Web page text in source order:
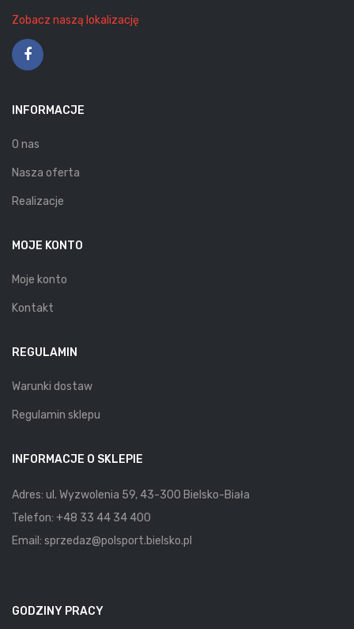
Zobacz naszą lokalizację
INFORMACJE
O nas
Nasza oferta
Realizacje
MOJE KONTO
Moje konto
Kontakt
REGULAMIN
Warunki dostaw
Regulamin sklepu
INFORMACJE O SKLEPIE
Adres: ul. Wyzwolenia 59, 43-300 Bielsko-Biała
Telefon: +48 33 44 34 400
Email: sprzedaz@polsport.bielsko.pl
GODZINY PRACY